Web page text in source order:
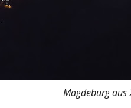
Magdeburg aus